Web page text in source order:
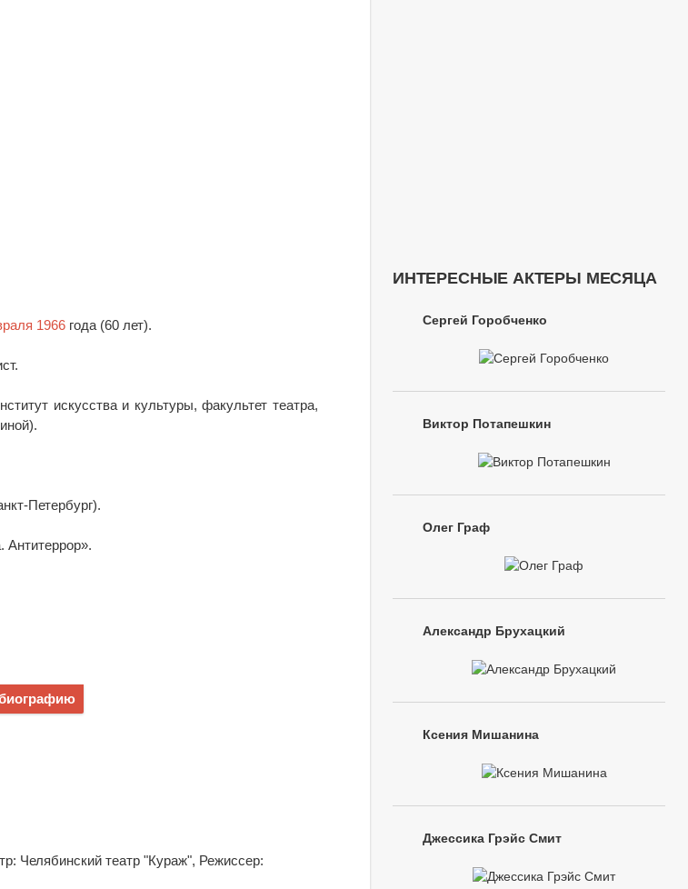
1966года (60 лет).
искусства и культуры, факультет театра,
Петербург).
Антитеррор».
Челябинский театр "Кураж", Режиссер:
ИНТЕРЕСНЫЕ АКТЕРЫ МЕСЯЦА
Сергей Горобченко
Виктор Потапешкин
Олег Граф
Александр Брухацкий
Ксения Мишанина
Джессика Грэйс Смит